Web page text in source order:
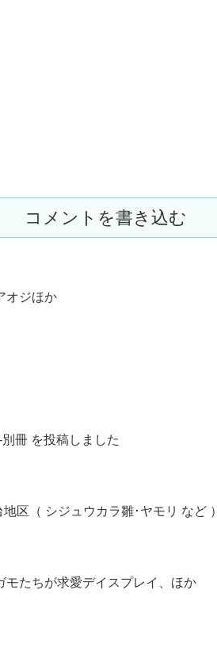
コメントを書き込む
オジほか
冊 を投稿しました
区（ シジュウカラ雛･ヤモリ など ）
たちが求愛デイスプレイ、ほか